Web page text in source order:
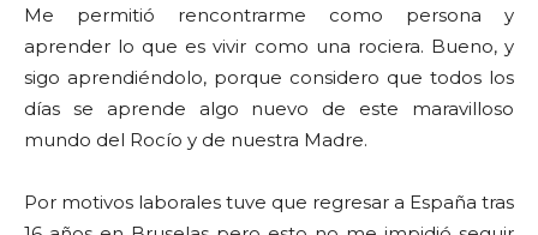
Me permitió rencontrarme como persona y
aprender lo que es vivir como una rociera. Bueno, y
sigo aprendiéndolo, porque considero que todos los
días se aprende algo nuevo de este maravilloso
mundo del Rocío y de nuestra Madre.
Por motivos laborales tuve que regresar a España tras